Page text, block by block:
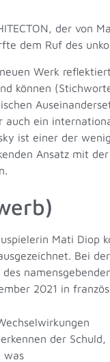
der von
dem Ruf des
Werk
können
auch ein
ist einer der
Ansatz mit
Mati Diop
Bei
2021 in
der Schuld,
was